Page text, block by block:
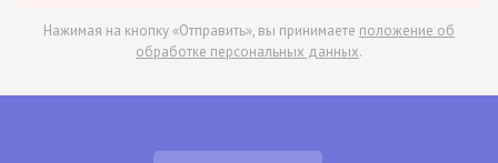
Нажимая на кнопку «Отправить», вы принимаете положение об
обработке персональных данных.